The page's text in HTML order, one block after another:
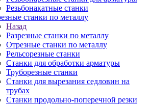
Резьбонакатные станки
станки по металлу
Назад
Разрезные станки по металлу
Отрезные станки по металлу
Рельсорезные станки
Станки для обработки арматуры
Труборезные станки
Станки для вырезания седловин на
трубаx
Станки продольно-поперечной резки